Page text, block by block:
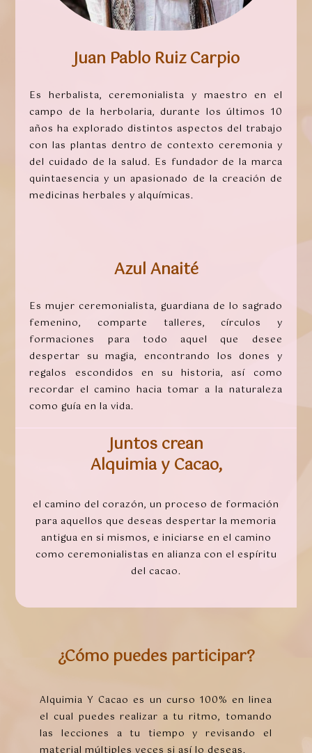
Juan Pablo Ruiz Carpio
Es herbalista, ceremonialista y maestro en el
campo de la herbolaria, durante los últimos 10
años ha explorado distintos aspectos del trabajo
con las plantas dentro de contexto ceremonia y
del cuidado de la salud. Es fundador de la marca
quintaesencia y un apasionado de la creación de
medicinas herbales y alquímicas.
Azul Anaité
Es mujer ceremonialista, guardiana de lo sagrado
femenino, comparte talleres, círculos y
formaciones para todo aquel que desee
despertar su magia, encontrando los dones y
regalos escondidos en su historia, así como
recordar el camino hacia tomar a la naturaleza
como guía en la vida.
Juntos crean
Alquimia y Cacao,
el camino del corazón, un proceso de formación
para aquellos que deseas despertar la memoria
antigua en si mismos, e iniciarse en el camino
como ceremonialistas en alianza con el espíritu
del cacao.
¿Cómo puedes participar?
Alquimia Y Cacao es un curso 100% en linea
el cual puedes realizar a tu ritmo, tomando
las lecciones a tu tiempo y revisando el